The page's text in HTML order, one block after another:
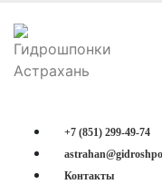
+7 (851) 299-49-74
Контакты